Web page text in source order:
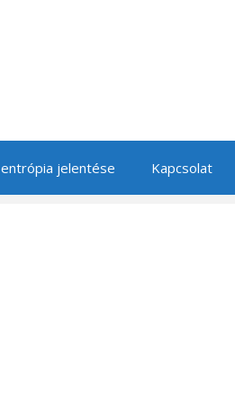
entrópia jelentése Kapcsolat